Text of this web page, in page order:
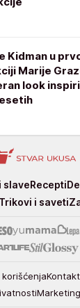
Kidman u
Marije
look
slaveRecepti
Trikovi i saveti
Kontakt
Marketing